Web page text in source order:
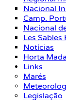
Nacional
Camp.
Nacional
Les
Notícias
Horta
Links
Marés
Legislação